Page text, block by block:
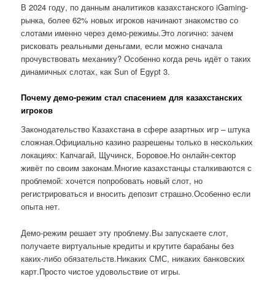
В 2024 году, по данным аналитиков казахстанского iGaming-
рынка, более 62% новых игроков начинают знакомство со
слотами именно через демо-режимы.Это логично: зачем
рисковать реальными деньгами, если можно сначала
прочувствовать механику? Особенно когда речь идёт о таких
динамичных слотах, как Sun of Egypt 3.
Почему демо-режим стал спасением для казахстанских
игроков
Законодательство Казахстана в сфере азартных игр – штука
сложная.Официально казино разрешены только в нескольких
локациях: Капчагай, Щучинск, Боровое.Но онлайн-сектор
живёт по своим законам.Многие казахстанцы сталкиваются с
проблемой: хочется попробовать новый слот, но
регистрироваться и вносить депозит страшно.Особенно если
опыта нет.
Демо-режим решает эту проблему.Вы запускаете слот,
получаете виртуальные кредиты и крутите барабаны без
каких-либо обязательств.Никаких СМС, никаких банковских
карт.Просто чистое удовольствие от игры.